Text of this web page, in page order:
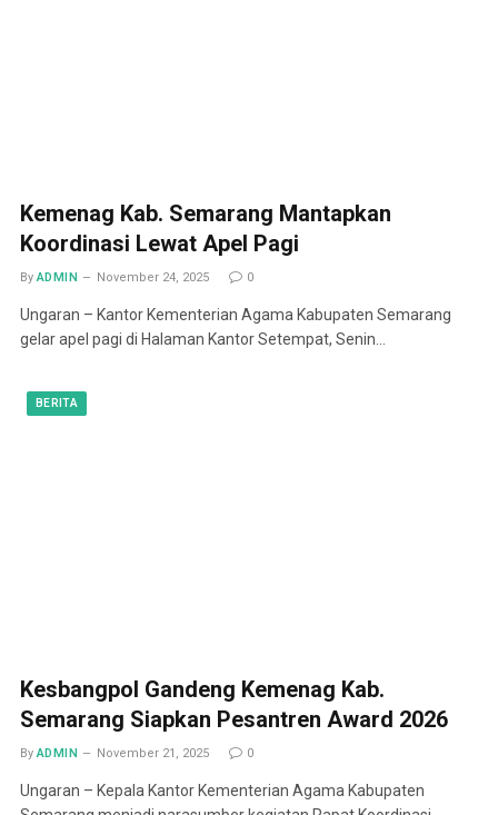
Kemenag Kab. Semarang Mantapkan
Koordinasi Lewat Apel Pagi
By ADMIN November 24, 2025 0
Ungaran – Kantor Kementerian Agama Kabupaten Semarang
gelar apel pagi di Halaman Kantor Setempat, Senin…
BERITA
Kesbangpol Gandeng Kemenag Kab.
Semarang Siapkan Pesantren Award 2026
By ADMIN November 21, 2025 0
Ungaran – Kepala Kantor Kementerian Agama Kabupaten